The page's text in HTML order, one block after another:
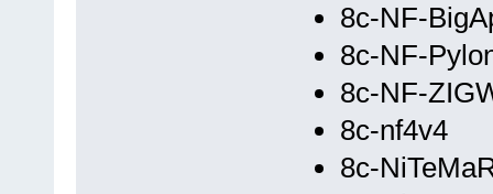
8c-NF-
8c-NF-
8c-NF-
8c-nf4v4
8c-